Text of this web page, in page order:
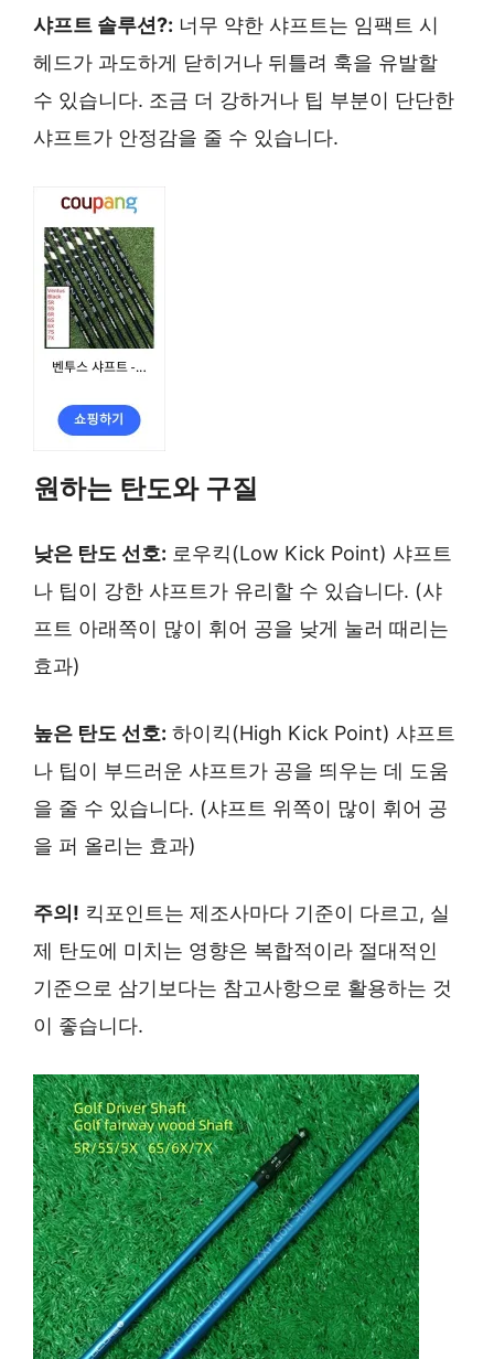
샤프트 솔루션?: 너무 약한 샤프트는 임팩트 시
헤드가 과도하게 닫히거나 뒤틀려 훅을 유발할
수 있습니다. 조금 더 강하거나 팁 부분이 단단한
샤프트가 안정감을 줄 수 있습니다.
원하는 탄도와 구질
낮은 탄도 선호: 로우킥(Low Kick Point) 샤프트
나 팁이 강한 샤프트가 유리할 수 있습니다. (샤
프트 아래쪽이 많이 휘어 공을 낮게 눌러 때리는
효과)
높은 탄도 선호: 하이킥(High Kick Point) 샤프트
나 팁이 부드러운 샤프트가 공을 띄우는 데 도움
을 줄 수 있습니다. (샤프트 위쪽이 많이 휘어 공
을 퍼 올리는 효과)
주의! 킥포인트는 제조사마다 기준이 다르고, 실
제 탄도에 미치는 영향은 복합적이라 절대적인
기준으로 삼기보다는 참고사항으로 활용하는 것
이 좋습니다.